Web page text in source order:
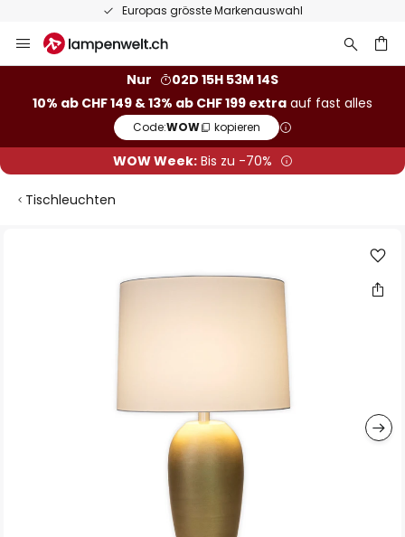
Europas grösste Markenauswahl
Inhalt
Nur
02D 15H 53M 14S
10% ab CHF 149 & 13% ab CHF 199 extra auf fast alles
Code:WOW kopieren
WOW Week:Bis zu -70%
Tischleuchten